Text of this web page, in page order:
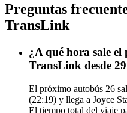
Preguntas
TransLink
¿A qué hora sale
TransLink desde
El próximo autobús 26
(22:19) y llega a Joyce
El tiempo total del viaje